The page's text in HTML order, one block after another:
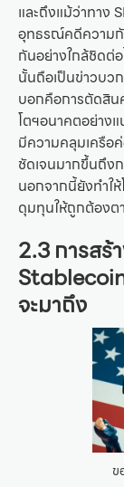
และถึงแม้ว่าทาง
อุทธรณ์คดีความกั
กันอย่างใกล้ชิดต่
นั้นถือเป็นข่าวบว
บอกคือการตัดสิน
โตฯอนาคตอย่าง
มีความคลุมเครือ
ชัดเจนมากขึ้นถึง
นอกจากนี้ยังทำใ
ดุมทุนให้ถูกต้องต
2.3 การสร้
จะมาถึง
ข